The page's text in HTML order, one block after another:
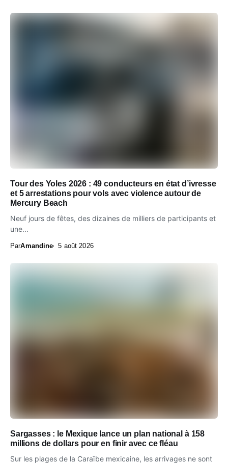
Tour des Yoles 2026 : 49 conducteurs en état d’ivresse
et 5 arrestations pour vols avec violence autour de
Mercury Beach
Neuf jours de fêtes, des dizaines de milliers de participants et
une...
ParAmandine 5 août 2026
Sargasses : le Mexique lance un plan national à 158
millions de dollars pour en finir avec ce fléau
Sur les plages de la Caraïbe mexicaine, les arrivages ne sont